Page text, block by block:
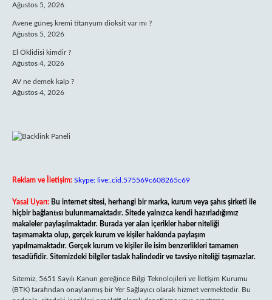
Ağustos 5, 2026
Avene güneş kremi titanyum dioksit var mı ?
Ağustos 5, 2026
El Öklidisi kimdir ?
Ağustos 4, 2026
AV ne demek kalp ?
Ağustos 4, 2026
Reklam ve İletişim: Skype: live:.cid.575569c608265c69
Yasal Uyarı: Bu internet sitesi, herhangi bir marka, kurum veya şahıs şirketi ile
hiçbir bağlantısı bulunmamaktadır. Sitede yalnızca kendi hazırladığımız
makaleler paylaşılmaktadır. Burada yer alan içerikler haber niteliği
taşımamakta olup, gerçek kurum ve kişiler hakkında paylaşım
yapılmamaktadır. Gerçek kurum ve kişiler ile isim benzerlikleri tamamen
tesadüfidir. Sitemizdeki bilgiler taslak halindedir ve tavsiye niteliği taşımazlar.
Sitemiz, 5651 Sayılı Kanun gereğince Bilgi Teknolojileri ve İletişim Kurumu
(BTK) tarafından onaylanmış bir Yer Sağlayıcı olarak hizmet vermektedir. Bu